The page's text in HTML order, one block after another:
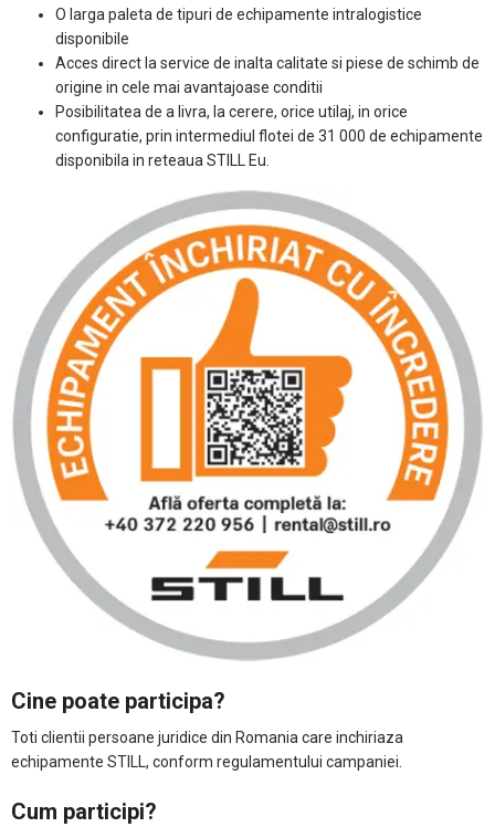
O larga paleta de tipuri de echipamente intralogistice
disponibile
Acces direct la service de inalta calitate si piese de schimb de
origine in cele mai avantajoase conditii
Posibilitatea de a livra, la cerere, orice utilaj, in orice
configuratie, prin intermediul flotei de 31 000 de echipamente
disponibila in reteaua STILL Eu.
Cine poate participa?
Toti clientii persoane juridice din Romania care inchiriaza
echipamente STILL, conform regulamentului campaniei.
Cum participi?